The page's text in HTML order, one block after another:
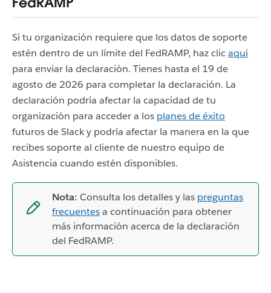
Si tu organización requiere que los datos de soporte
estén dentro de un límite del FedRAMP, haz clicaquí
para enviar la declaración. Tienes hasta el 19 de
agosto de 2026 para completar la declaración. La
declaración podría afectar la capacidad de tu
organización para acceder a los planes de éxito
futuros de Slack y podría afectar la manera en la que
recibes soporte al cliente de nuestro equipo de
Asistencia cuando estén disponibles.
Nota: Consulta los detalles y las preguntas
frecuentesa continuación para obtener
más información acerca de la declaración
del FedRAMP.